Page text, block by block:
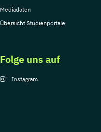
Mediadaten
Übersicht Studienportale
Folge uns auf
Instagram